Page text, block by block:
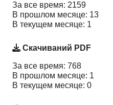
За все время: 2159
В прошлом месяце: 13
В текущем месяце: 1
Скачиваний PDF
За все время: 768
В прошлом месяце: 1
В текущем месяце: 0